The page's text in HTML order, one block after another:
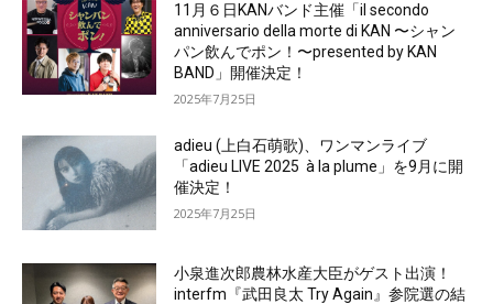
11月６日KANバンド主催「il secondo
anniversario della morte di KAN 〜シャン
パン飲んでポン！〜presented by KAN
BAND」開催決定！
2025年7月25日
adieu (上白石萌歌)、ワンマンライブ
「adieu LIVE 2025 à la plume」を9月に開
催決定！
2025年7月25日
小泉進次郎農林水産大臣がゲスト出演！
interfm『武田良太 Try Again』参院選の結